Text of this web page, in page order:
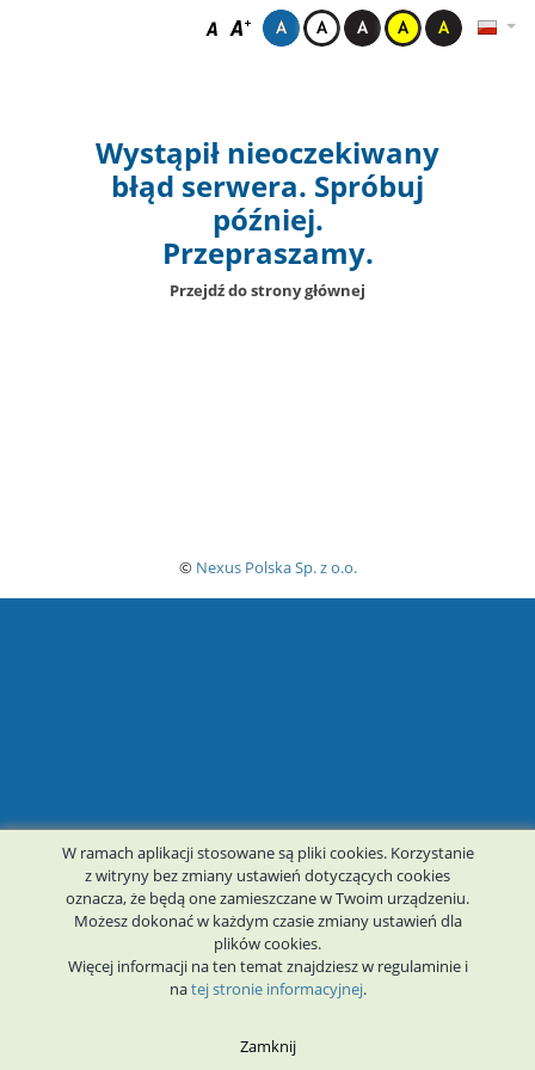
Wystąpił nieoczekiwany
błąd serwera. Spróbuj
później.
Przepraszamy.
Przejdź do strony głównej
© Nexus Polska Sp. z o.o.
W ramach aplikacji stosowane są pliki cookies. Korzystanie
z witryny bez zmiany ustawień dotyczących cookies
oznacza, że będą one zamieszczane w Twoim urządzeniu.
Możesz dokonać w każdym czasie zmiany ustawień dla
plików cookies.
Więcej informacji na ten temat znajdziesz w regulaminiei
natej stronie informacyjnej.
Zamknij